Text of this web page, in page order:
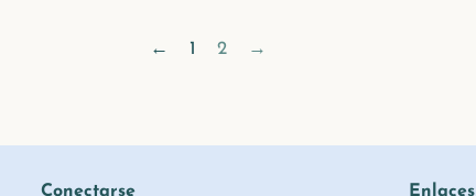
← 1 2 →
Conectarse Enlaces